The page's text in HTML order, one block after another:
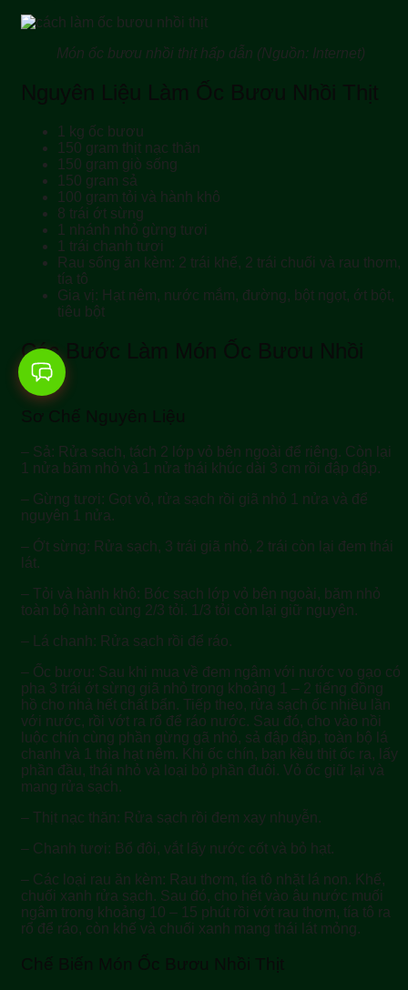
Món ốc bươu nhồi thịt hấp dẫn (Nguồn: Internet)
Nguyên Liệu Làm Ốc Bươu Nhồi Thịt
1 kg ốc bươu
150 gram thịt nạc thăn
150 gram giò sống
150 gram sả
100 gram tỏi và hành khô
8 trái ớt sừng
1 nhánh nhỏ gừng tươi
1 trái chanh tươi
Rau sống ăn kèm: 2 trái khế, 2 trái chuối và rau thơm,
tía tô
Gia vị: Hạt nêm, nước mắm, đường, bột ngọt, ớt bột,
tiêu bột
Các Bước Làm Món Ốc Bươu Nhồi
Thịt
Sơ Chế Nguyên Liệu
– Sả: Rửa sạch, tách 2 lớp vỏ bên ngoài để riêng. Còn lại
1 nửa băm nhỏ và 1 nửa thái khúc dài 3 cm rồi đập dập.
– Gừng tươi: Gọt vỏ, rửa sạch rồi giã nhỏ 1 nửa và để
nguyên 1 nửa.
– Ớt sừng: Rửa sạch, 3 trái giã nhỏ, 2 trái còn lại đem thái
lát.
– Tỏi và hành khô: Bóc sạch lớp vỏ bên ngoài, băm nhỏ
toàn bộ hành cùng 2/3 tỏi. 1/3 tỏi còn lại giữ nguyên.
– Lá chanh: Rửa sạch rồi để ráo.
– Ốc bươu: Sau khi mua về đem ngâm với nước vo gạo có
pha 3 trái ớt sừng giã nhỏ trong khoảng 1 – 2 tiếng đồng
hồ cho nhả hết chất bẩn. Tiếp theo, rửa sạch ốc nhiều lần
với nước, rồi vớt ra rổ để ráo nước. Sau đó, cho vào nồi
luộc chín cùng phần gừng gã nhỏ, sả đập dập, toàn bộ lá
chanh và 1 thìa hạt nêm. Khi ốc chín, bạn kều thịt ốc ra, lấy
phần đầu, thái nhỏ và loại bỏ phần đuôi. Vỏ ốc giữ lại và
mang rửa sạch.
– Thịt nạc thăn: Rửa sạch rồi đem xay nhuyễn.
– Chanh tươi: Bổ đôi, vắt lấy nước cốt và bỏ hạt.
– Các loại rau ăn kèm: Rau thơm, tía tô nhặt lá non. Khế,
chuối xanh rửa sạch. Sau đó, cho hết vào âu nước muối
ngâm trong khoảng 10 – 15 phút rồi vớt rau thơm, tía tô ra
rổ để ráo, còn khế và chuối xanh mang thái lát mỏng.
Chế Biến Món Ốc Bươu Nhồi Thịt